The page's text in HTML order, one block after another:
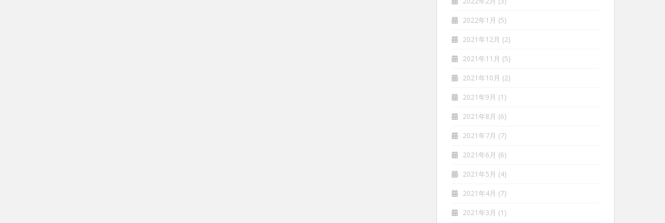
2022年1月 (5)
2021年12月 (2)
2021年11月 (5)
2021年10月 (2)
2021年9月 (1)
2021年8月 (6)
2021年7月 (7)
2021年6月 (6)
2021年5月 (4)
2021年4月 (7)
2021年3月 (1)